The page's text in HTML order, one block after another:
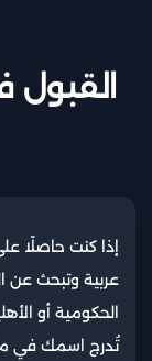
إذا كنت حاصلًا
عربية وتبحث عن
الحكومية أو
تُدرج اسمك في